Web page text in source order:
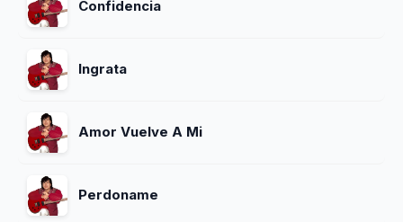
Confidencia
Ingrata
Amor Vuelve A Mi
Perdoname